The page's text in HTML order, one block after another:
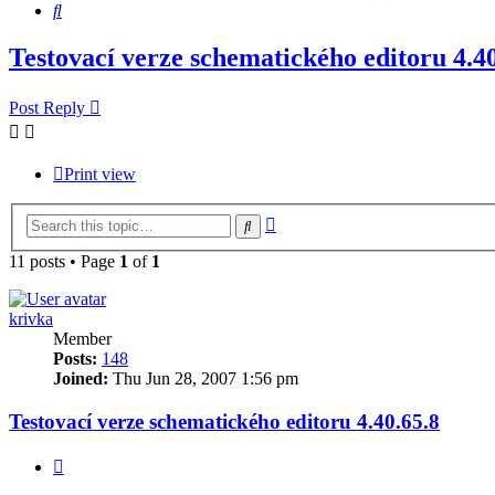
Search
Testovací verze schematického editoru
Post Reply
Print view
Search
11 posts • Page 1 of 1
krivka
Member
Posts: 148
Joined: Thu Jun 28, 2007 1:56 pm
Testovací verze schematického editoru 4.40.65.8